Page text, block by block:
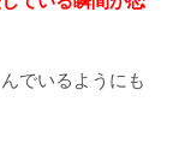
でいるようにも